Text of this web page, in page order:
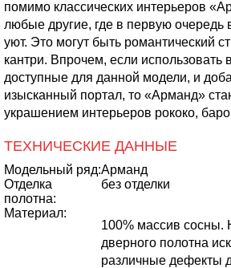
помимо классических интерьеров
любые другие, где в первую очередь
уют. Это могут быть романтический
кантри. Впрочем, если использовать
доступные для данной модели, и
изысканный портал, то «Арманд»
украшением интерьеров рококо,
ТЕХНИЧЕСКИЕ ДАННЫЕ
Модельный ряд:Арманд
Отделка
полотна:
без отделки
Материал:
100% массив сосны.
дверного полотна
различные дефекты